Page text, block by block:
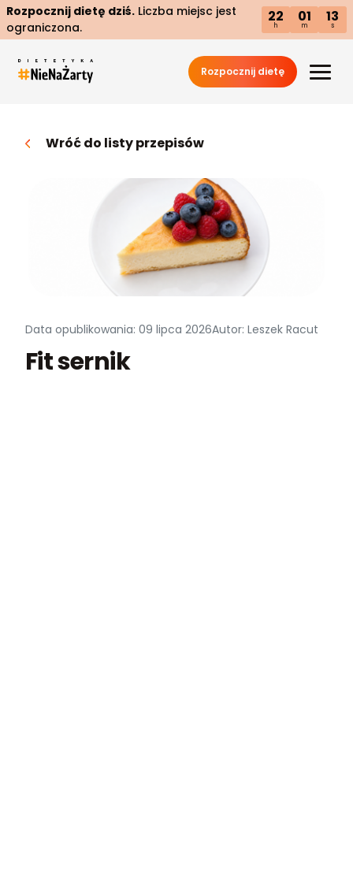
Rozpocznij dietę dziś. Liczba miejsc jest
ograniczona.
22
h
01
m
12
s
Rozpocznij dietę
Wróć do listy przepisów
Data opublikowania: 09 lipca 2026Autor: Leszek Racut
Fit sernik